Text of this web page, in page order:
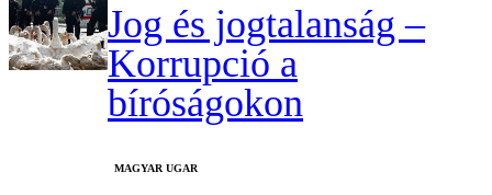
Jog és jogtalanság –
Korrupció a
bíróságokon
MAGYAR UGAR